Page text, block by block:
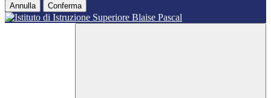
Annulla Conferma